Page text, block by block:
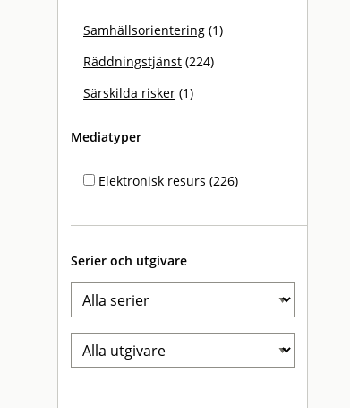
Samhällsorientering (1)
Räddningstjänst (224)
Särskilda risker (1)
Mediatyper
Elektronisk resurs (226)
Serier och utgivare